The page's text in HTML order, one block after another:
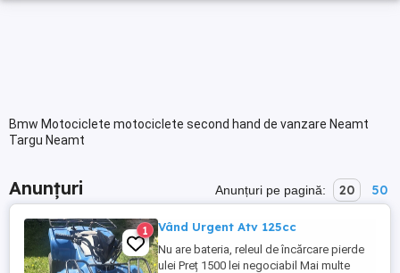
Bmw Motociclete motociclete second hand de vanzare Neamt
Targu Neamt
Anunțuri Anunțuri pe pagină: 20 50
1 Vând Urgent Atv 125cc
Nu are bateria, releul de încărcare pierde
ulei Preț 1500 lei negociabil Mai multe